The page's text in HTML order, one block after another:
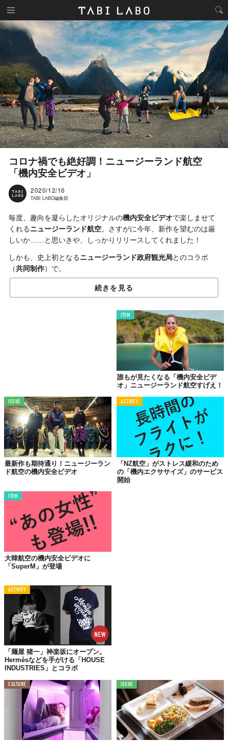
コロナ禍でも絶好調！ニュージーランド航空
「機内安全ビデオ」
2020/12/16
TABI LABO編集部
毎度、趣向を凝らしたオリジナルの機内安全ビデオで楽しませて
くれるニュージーランド航空。さすがに今年、新作を望むのは厳
しいか……と思いきや、しっかりリリースしてくれました！
しかも、史上初となるニュージーランド政府観光局とのコラボ
（共同制作）で。
「8番目の不思議」と題した今作。世界中の7つの建造物を指す
「世界の7不思議」に続く8番目のミステリーになるべく、ニュー
ジーランド各地域から代表者が出席する会議が開かれる。
有名なのに行ったことがない人も多い。そんなニュージーランド
が立候補。機内安全の情報とともに、かの地を
旅する気分でニュージーランドの魅力に触れるといった内容だ。
にも注目したい。
海外からの観光客を再び受け入れる日に向けた、知られざる観光
名所のプロモーションを機内安全ビデオとミックスアップ。毎
度、最後まで観入ってしまう、この完成度が堪らない！
日本語字幕付きの動画は以下からドウゾ。
TABI LABO
この世界は、もっと広いはずだ。
続きを見る
ITEM
誰もが見たくなる「機内安全ビデ
オ」ニュージーランド航空すげえ！
ISSUE
最新作も期待通り！ニュージーラン
ド航空の機内安全ビデオ
ACTIVITY
「NZ航空」がストレス緩和のため
の「機内エクササイズ」のサービス
開始
ITEM
大韓航空の機内安全ビデオに
「SuperM」が登場
ACTIVITY
「麺屋 猪一」神楽坂にオープン。
Hermèsなどを手がける「HOUSE
INDUSTRIES」とコラボ
CULTURE ISSUE